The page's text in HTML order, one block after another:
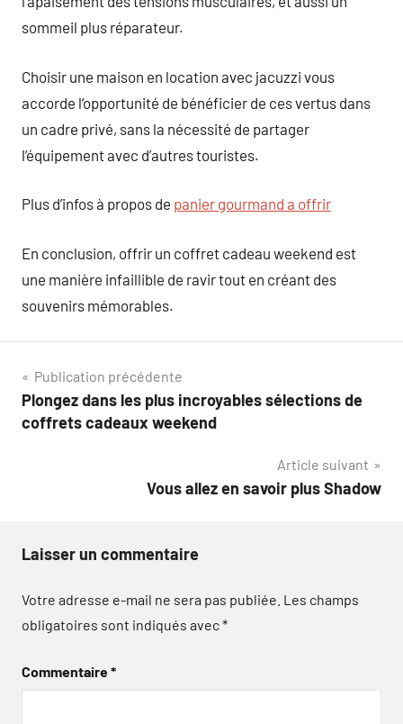
sommeil plus réparateur.
Choisir une maison en location avec jacuzzi vous
accorde l’opportunité de bénéficier de ces vertus dans
un cadre privé, sans la nécessité de partager
l’équipement avec d’autres touristes.
Plus d’infos à propos de panier gourmand a offrir
En conclusion, offrir un coffret cadeau weekend est
une manière infaillible de ravir tout en créant des
souvenirs mémorables.
Navigation
de
Publication précédente
Plongez dans les plus incroyables sélections de
coffrets cadeaux weekend
Article suivant
Vous allez en savoir plus Shadow
Laisser un commentaire
Votre adresse e-mail ne sera pas publiée. Les champs
obligatoires sont indiqués avec*
Commentaire*